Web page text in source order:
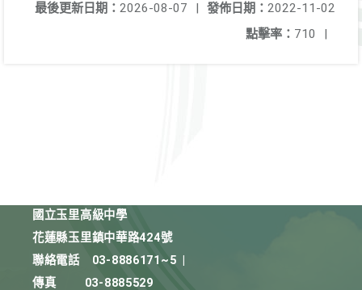
發佈日期： 2022-11-02
最後更新日期： 2026-08-07
|
點擊率： 710 |
國立玉里高級中學
花蓮縣玉里鎮中華路424號
聯絡電話
03-8886171~5
傳真
03-8885529